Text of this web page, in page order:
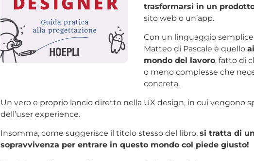
trasformarsi in un
sito web o un’app.
Con un linguaggio
Matteo di Pascale è quello
mondo del lavoro, fatto di
o meno complesse che
concreta.
Un vero e proprio lancio diretto nella UX design, in cui vengono
dell’user experience.
Insomma, come suggerisce il titolo stesso del libro, si tratta di
sopravvivenza per entrare in questo mondo col piede giusto!